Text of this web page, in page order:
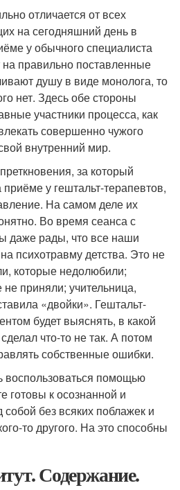
отличается от всех
на сегодняшний день в
у обычного специалиста
правильно поставленные
душу в виде монолога, то
нет. Здесь обе стороны
участники процесса, как
совершенно чужого
внутренний мир.
за который
у гештальт-терапевтов,
На самом деле их
Во время сеанса с
даже рады, что все наши
психотравму детства. Это не
которые недолюбили;
приняли; учительница,
«двойки». Гештальт-
будет выяснять, в какой
что-то не так. А потом
собственные ошибки.
помощью
готовы к осознанной и
без всяких поблажек и
то другого. На это способны
Содержание.